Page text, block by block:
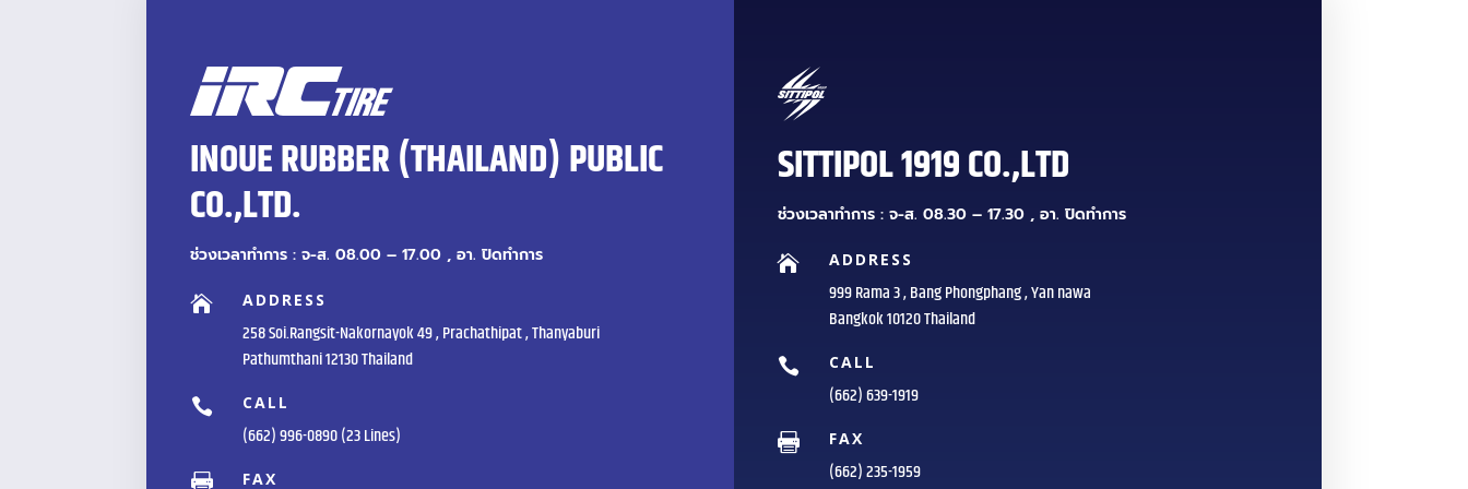
INOUE RUBBER (THAILAND) PUBLIC
CO.,LTD.
ช่วงเวลาทำการ : จ-ส. 08.00 – 17.00 , อา. ปิดทำการ
 ADDRESS
258 Soi.Rangsit-Nakornayok 49 , Prachathipat , Thanyaburi
Pathumthani 12130 Thailand
 CALL
(662) 996-0890 (23 Lines)
 FAX
SITTIPOL 1919 CO.,LTD
ช่วงเวลาทำการ : จ-ส. 08.30 – 17.30 , อา. ปิดทำการ
 ADDRESS
999 Rama 3 , Bang Phongphang , Yan nawa
Bangkok 10120 Thailand
 CALL
(662) 639-1919
 FAX
(662) 235-1959